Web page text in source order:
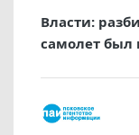
Власти:
самолет был